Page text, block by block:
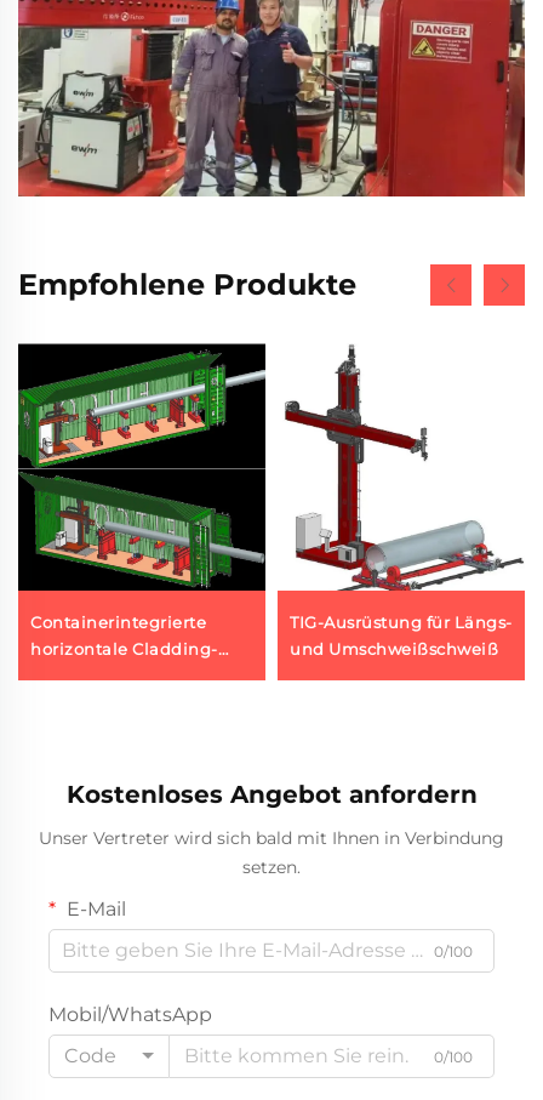
Empfohlene Produkte
Containerintegrierte
horizontale Cladding-
TIG-Ausrüstung für Längs-
und Umschweißschweiß
Kostenloses Angebot anfordern
Unser Vertreter wird sich bald mit Ihnen in Verbindung
setzen.
E-Mail
0/100
Mobil/WhatsApp
Code
0/100